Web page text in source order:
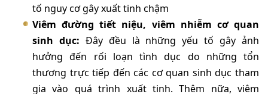
tố nguy cơ gây xuất tinh chậm
Viêm đường tiết niệu, viêm nhiễm cơ quan
sinh dục: Đây đều là những yếu tố gây ảnh
hưởng đến rối loạn tình dục do những tổn
thương trực tiếp đến các cơ quan sinh dục tham
gia vào quá trình xuất tinh. Thêm nữa, viêm